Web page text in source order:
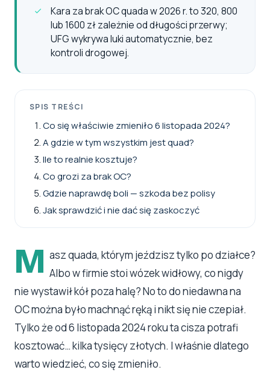
Kara za brak OC quada w 2026 r. to 320, 800
lub 1600 zł zależnie od długości przerwy;
UFG wykrywa luki automatycznie, bez
kontroli drogowej.
SPIS TREŚCI
Co się właściwie zmieniło 6 listopada 2024?
A gdzie w tym wszystkim jest quad?
Ile to realnie kosztuje?
Co grozi za brak OC?
Gdzie naprawdę boli — szkoda bez polisy
Jak sprawdzić i nie dać się zaskoczyć
M asz quada, którym jeździsz tylko po działce?
Albo w firmie stoi wózek widłowy, co nigdy
nie wystawił kół poza halę? No to do niedawna na
OC można było machnąć ręką i nikt się nie czepiał.
Tylko że od 6 listopada 2024 roku ta cisza potrafi
kosztować… kilka tysięcy złotych. I właśnie dlatego
warto wiedzieć, co się zmieniło.